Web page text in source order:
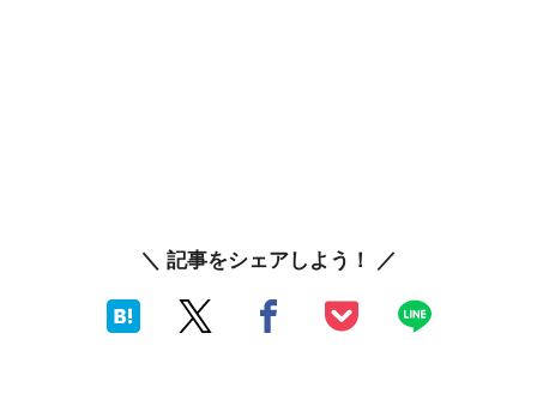
＼ 記事をシェアしよう！ ／